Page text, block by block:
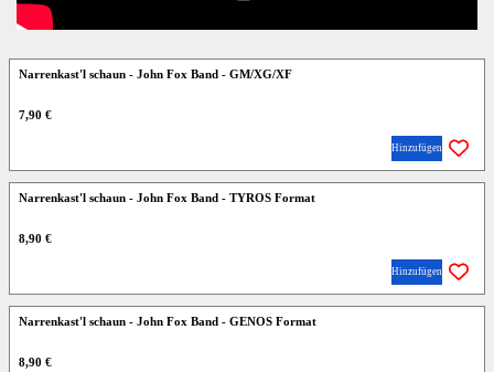
Narrenkast'l schaun - John Fox Band - GM/XG/XF
7,90 €
Hinzufügen
Narrenkast'l schaun - John Fox Band - TYROS Format
8,90 €
Hinzufügen
Narrenkast'l schaun - John Fox Band - GENOS Format
8,90 €